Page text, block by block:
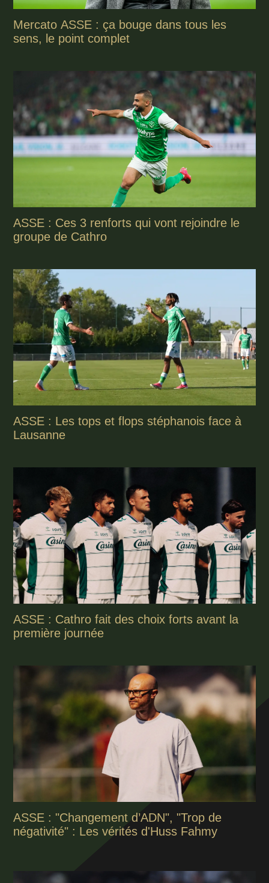
Mercato ASSE : ça bouge dans tous les
sens, le point complet
ASSE : Ces 3 renforts qui vont rejoindre le
groupe de Cathro
ASSE : Les tops et flops stéphanois face à
Lausanne
ASSE : Cathro fait des choix forts avant la
première journée
ASSE : "Changement d’ADN", "Trop de
négativité" : Les vérités d'Huss Fahmy